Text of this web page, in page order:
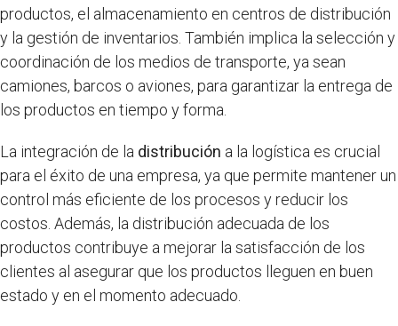
productos, el almacenamiento en centros de distribución
y la gestión de inventarios. También implica la selección y
coordinación de los medios de transporte, ya sean
camiones, barcos o aviones, para garantizar la entrega de
los productos en tiempo y forma.
La integración de la distribución a la logística es crucial
para el éxito de una empresa, ya que permite mantener un
control más eficiente de los procesos y reducir los
costos. Además, la distribución adecuada de los
productos contribuye a mejorar la satisfacción de los
clientes al asegurar que los productos lleguen en buen
estado y en el momento adecuado.